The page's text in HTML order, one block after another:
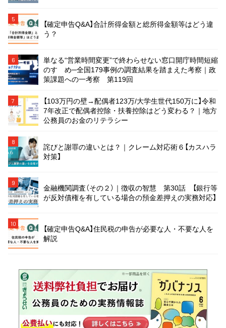
5
【確定申告Q&A】合計所得金額と総所得金額等はどう違
う？
6
単なる“営業時間変更”で終わらせない窓口開庁時間短縮
のすゝめ─全国179事例の調査結果を踏まえた考察｜政
策課題への一考察 第119回
7
【103万円の壁→配偶者123万/大学生世代150万に】令和
7年改正で配偶者控除・扶養控除はどう変わる？｜地方
公務員のお金のリテラシー
8
詫びと謝罪の違いとは？｜クレーム対応術６【カスハラ
対策】
9
金融機関調査（その２）｜徴収の智慧 第30話 【銀行等
が反対債権を有している場合の預金差押えの実務対応】
10
【確定申告Q&A】住民税の申告が必要な人・不要な人を
解説